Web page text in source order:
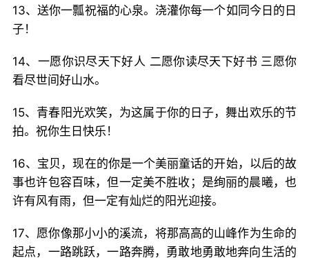
13、送你一瓢祝福的心泉。浇灌你每一个如同今日的日
子！
14、一愿你识尽天下好人 二愿你读尽天下好书 三愿你
看尽世间好山水。
15、青春阳光欢笑，为这属于你的日子，舞出欢乐的节
拍。祝你生日快乐！
16、宝贝，现在的你是一个美丽童话的开始，以后的故
事也许包容百味，但一定美不胜收；是绚丽的晨曦，也
许有风有雨，但一定有灿烂的阳光迎接。
17、愿你像那小小的溪流，将那高高的山峰作为生命的
起点，一路跳跃，一路奔腾，勇敢地勇敢地奔向生活的